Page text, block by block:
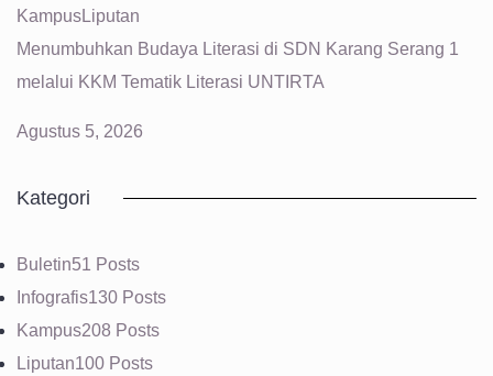
KampusLiputan
Menumbuhkan Budaya Literasi di SDN Karang Serang 1
melalui KKM Tematik Literasi UNTIRTA
Agustus 5, 2026
Kategori
Buletin51 Posts
Infografis130 Posts
Kampus208 Posts
Liputan100 Posts